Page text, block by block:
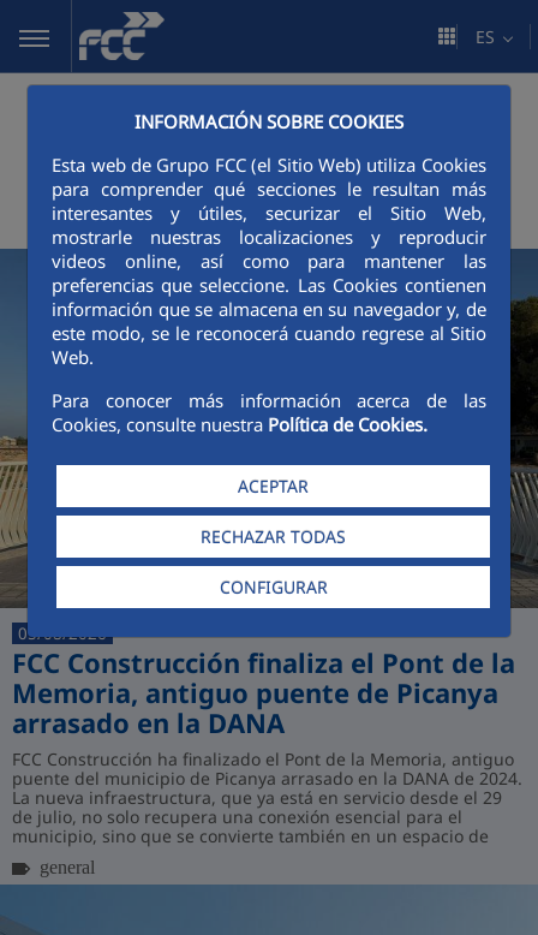
Saltar al contenido principal
INFORMACIÓN SOBRE COOKIES
Esta web de Grupo FCC (el Sitio Web) utiliza Cookies
para comprender qué secciones le resultan más
interesantes y útiles, securizar el Sitio Web,
mostrarle nuestras localizaciones y reproducir
videos online, así como para mantener las
preferencias que seleccione. Las Cookies contienen
información que se almacena en su navegador y, de
este modo, se le reconocerá cuando regrese al Sitio
Web.
Para conocer más información acerca de las
Cookies, consulte nuestra Política de Cookies.
ACEPTAR
RECHAZAR TODAS
CONFIGURAR
ES
Últimas
noticias
05/08/2026
FCC Construcción finaliza el Pont de la
Memoria, antiguo puente de Picanya
arrasado en la DANA
FCC Construcción ha finalizado el Pont de la Memoria, antiguo
puente del municipio de Picanya arrasado en la DANA de 2024.
La nueva infraestructura, que ya está en servicio desde el 29
de julio, no solo recupera una conexión esencial para el
municipio, sino que se convierte también en un espacio de
homenaje permanente...
general